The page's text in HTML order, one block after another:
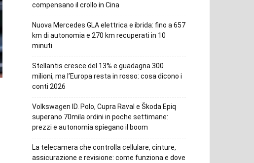
compensano il crollo in Cina
Nuova Mercedes GLA elettrica e ibrida: fino a 657
km di autonomia e 270 km recuperati in 10
minuti
Stellantis cresce del 13% e guadagna 300
milioni, ma l’Europa resta in rosso: cosa dicono i
conti 2026
Volkswagen ID. Polo, Cupra Raval e Škoda Epiq
superano 70mila ordini in poche settimane:
prezzi e autonomia spiegano il boom
La telecamera che controlla cellulare, cinture,
assicurazione e revisione: come funziona e dove